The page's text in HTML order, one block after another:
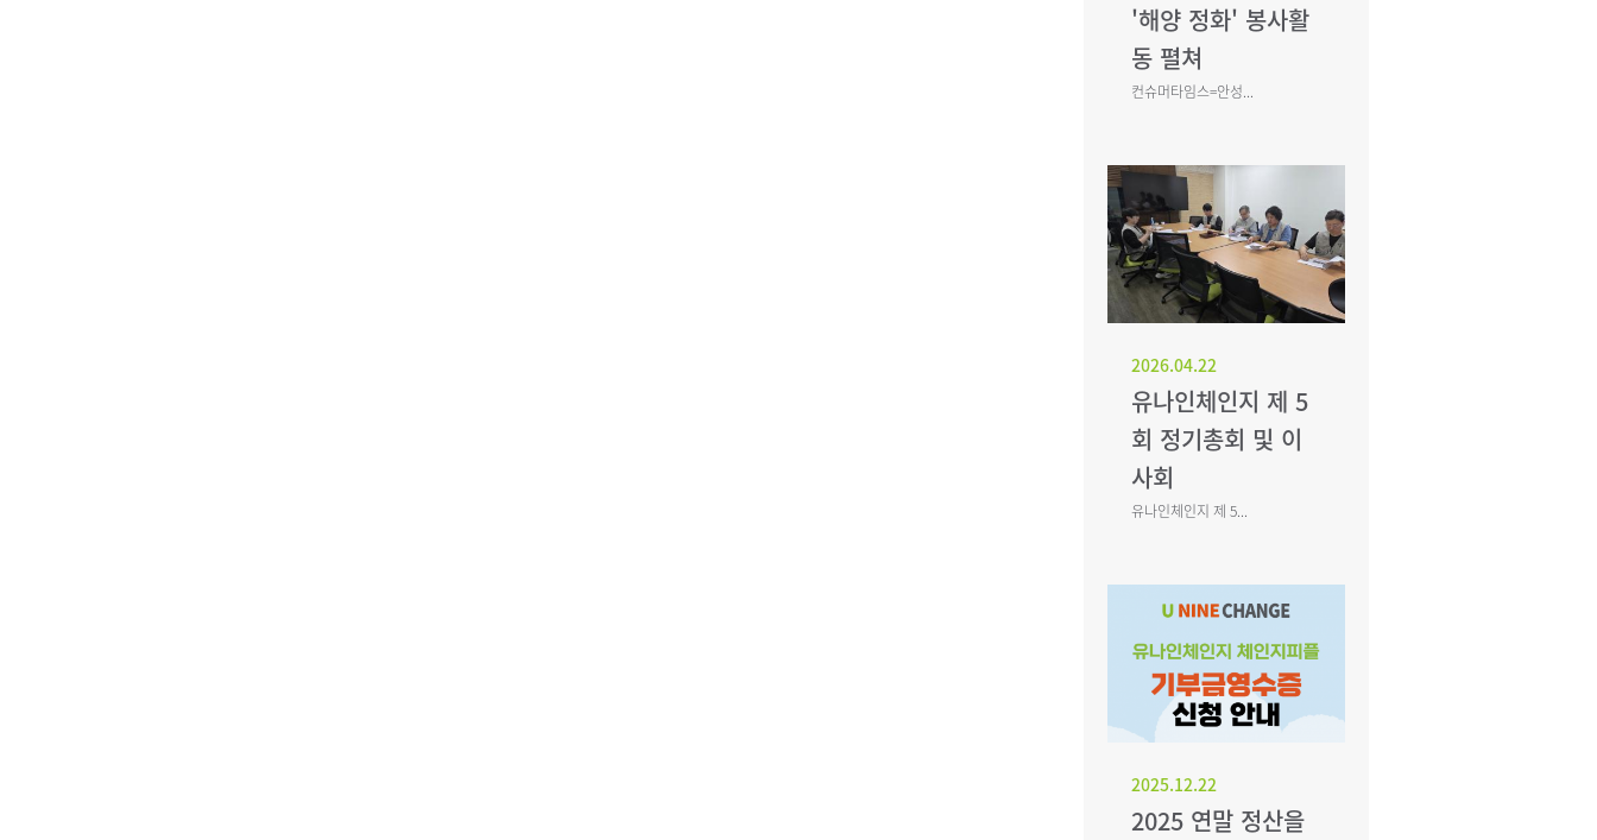
'해양 정화' 봉사활
동 펼쳐
컨슈머타임스=안성...
2026.04.22
유나인체인지 제 5
회 정기총회 및 이
사회
유나인체인지 제 5...
2025.12.22
2025 연말 정산을